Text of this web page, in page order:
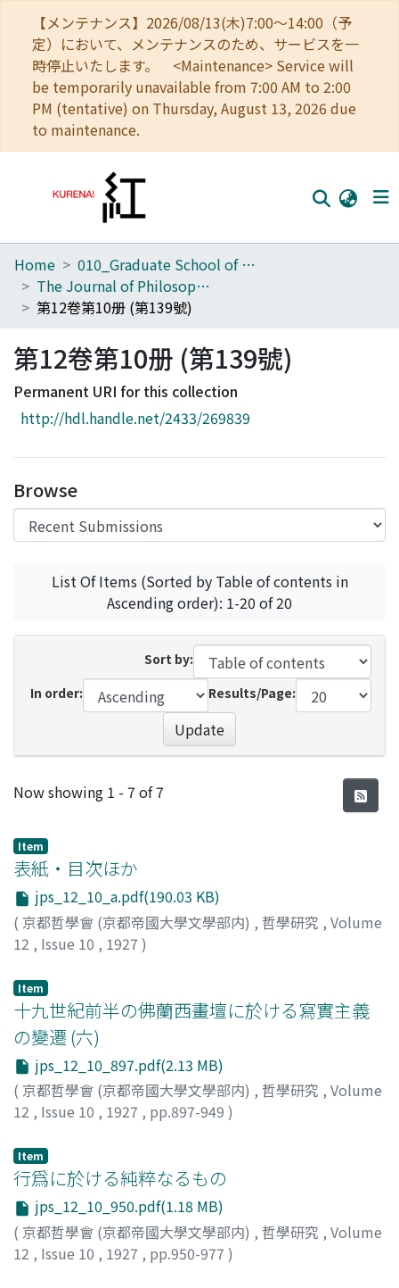
【メンテナンス】2026/08/13(木)7:00～14:00（予
定）において、メンテナンスのため、サービスを一
時停止いたします。 <Maintenance> Service will
be temporarily unavailable from 7:00 AM to 2:00
PM (tentative) on Thursday, August 13, 2026 due
to maintenance.
Home
Communities
Download Ranking
Access Statistics
Home
010_Graduate School of Letters
The Journal of Philosophical Studies
第12卷第10册 (第139號)
第12卷第10册 (第139號)
Permanent URI for this collection
http://hdl.handle.net/2433/269839
Browse
List Of Items (Sorted by Table of contents in
Ascending order): 1-20 of 20
Sort by:
In order:
Results/Page:
Update
Recent Submissions
Now showing 1 - 7 of 7
Item
表紙・目次ほか
jps_12_10_a.pdf(190.03 KB)
( 京都哲學會 (京都帝國大學文學部内) , 哲學研究 , Volume
12 , Issue 10 , 1927 )
Item
十九世紀前半の佛蘭西畫壇に於ける寫實主義
の變遷 (六)
jps_12_10_897.pdf(2.13 MB)
( 京都哲學會 (京都帝國大學文學部内) , 哲學研究 , Volume
12 , Issue 10 , 1927 , pp.897-949 )
Item
行爲に於ける純粹なるもの
jps_12_10_950.pdf(1.18 MB)
( 京都哲學會 (京都帝國大學文學部内) , 哲學研究 , Volume
12 , Issue 10 , 1927 , pp.950-977 )